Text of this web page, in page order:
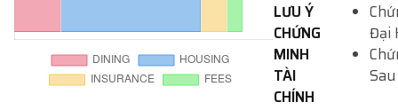
LƯU Ý
CHỨNG
MINH
TÀI
CHÍNH
Đại